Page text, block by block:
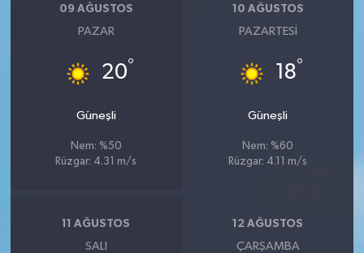
09 AĞUSTOS
PAZAR
20°
Güneşli
Nem: %50
Rüzgar: 4.31 m/s
10 AĞUSTOS
PAZARTESI
18°
Güneşli
Nem: %60
Rüzgar: 4.11 m/s
11 AĞUSTOS
SALI
12 AĞUSTOS
ÇARŞAMBA